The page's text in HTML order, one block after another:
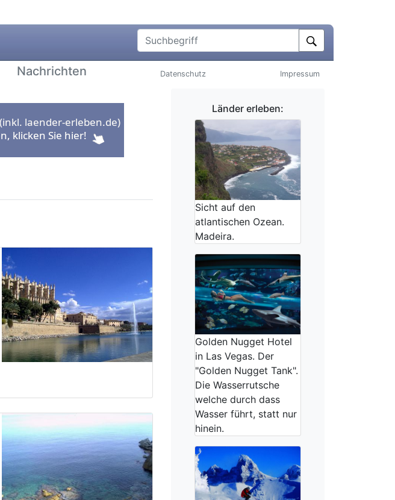
Suchbegriff
Nachrichten Datenschutz Impressum
Länder erleben:
Sicht auf den
atlantischen Ozean.
Madeira.
Golden Nugget Hotel
in Las Vegas. Der
"Golden Nugget Tank".
Die Wasserrutsche
welche durch dass
Wasser führt, statt nur
hinein.